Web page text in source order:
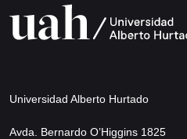
Universidad Alberto Hurtado
Avda. Bernardo O’Higgins 1825